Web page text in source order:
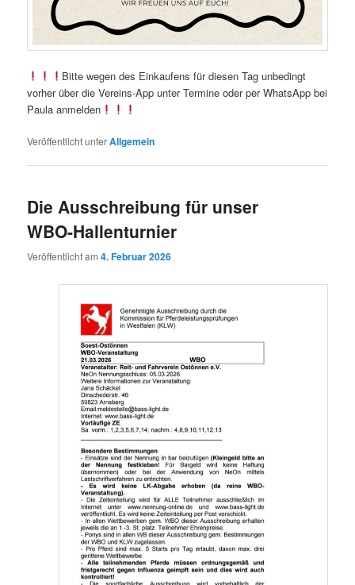
Bitte wegen des Einkaufens für diesen Tag unbedingt
vorher über die Vereins-App unter Termine oder per WhatsApp bei
Paula anmelden
Veröffentlicht unterAllgemein
Die Ausschreibung für unser
WBO-Hallenturnier
Veröffentlicht am4. Februar 2026